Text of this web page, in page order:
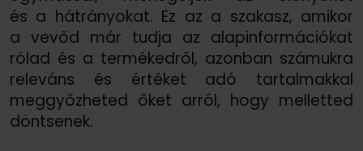
és a hátrányokat. Ez az a szakasz, amikor
a vevőd már tudja az alapinformációkat
rólad és a termékedről, azonban számukra
releváns és értéket adó tartalmakkal
meggyőzheted őket arról, hogy melletted
döntsenek.